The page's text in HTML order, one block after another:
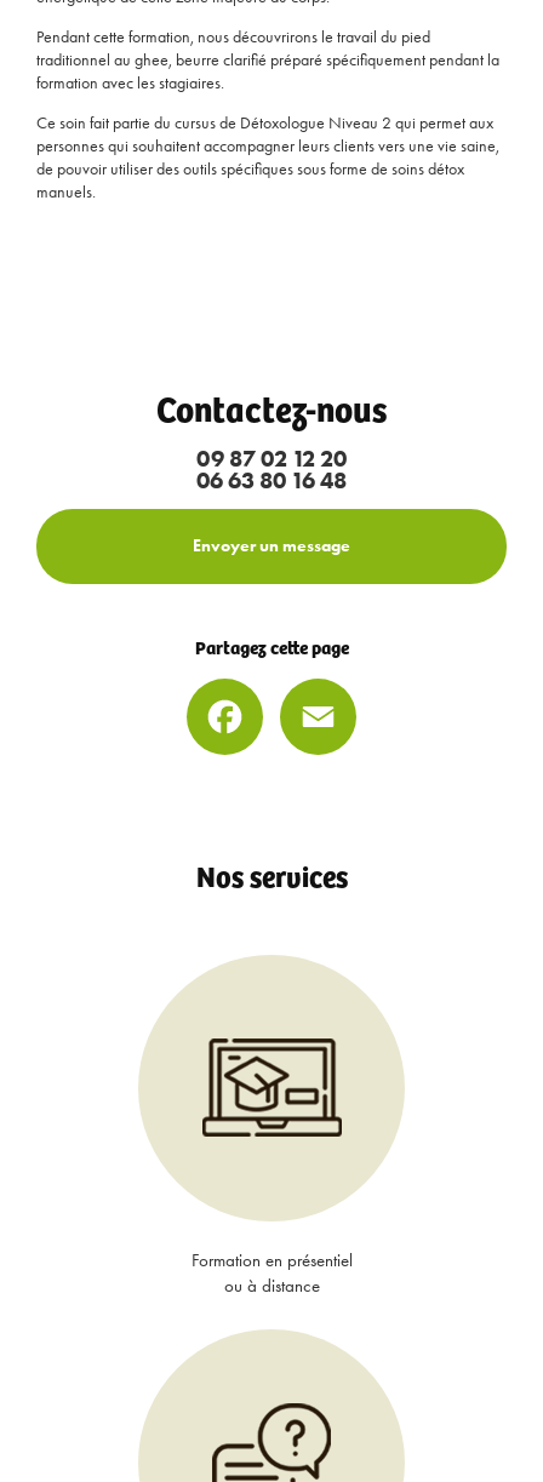
Pendant cette formation, nous découvrirons le travail du pied
traditionnel au ghee, beurre clarifié préparé spécifiquement pendant la
formation avec les stagiaires.
Ce soin fait partie du cursus de Détoxologue Niveau 2 qui permet aux
personnes qui souhaitent accompagner leurs clients vers une vie saine,
de pouvoir utiliser des outils spécifiques sous forme de soins détox
manuels.
Contactez-nous
09 87 02 12 20
06 63 80 16 48
Envoyer un message
Partagez cette page
Facebook
Nos services
Formation en présentiel
ou à distance